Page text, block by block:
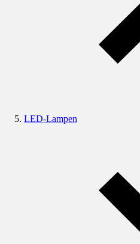
LED-Lampen